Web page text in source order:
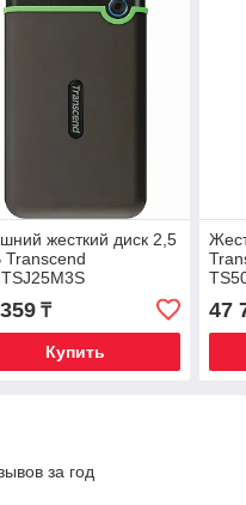
жесткий диск 2,5
Transcend
₸
Купить
47
за год